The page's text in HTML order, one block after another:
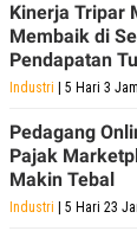
E
X
E
C
I
V
E
C
O
K
O
L
O
Kinerja Tripar
Membaik di
Pendapatan
Industri | 5 Hari 3
Pedagang
Pajak
Makin Tebal
Industri | 5 Hari 23